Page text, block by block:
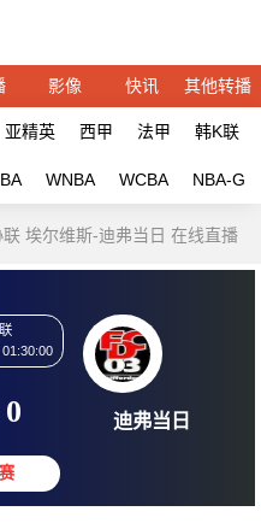
影像 快讯 其他转播
亚精英 西甲 法甲 韩K联
WNBA WCBA NBA-G
埃尔维斯-迪弗当日 在线直播
07-09 01:30:00
0 : 0 迪弗